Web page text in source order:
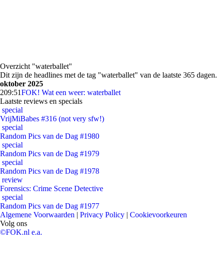
Overzicht "waterballet"
Dit zijn de headlines met de tag "waterballet" van de laatste 365 dagen.
oktober 2025
209:51FOK! Wat een weer: waterballet
Laatste reviews en specials
special
VrijMiBabes #316 (not very sfw!)
special
Random Pics van de Dag #1980
special
Random Pics van de Dag #1979
special
Random Pics van de Dag #1978
review
Forensics: Crime Scene Detective
special
Random Pics van de Dag #1977
Algemene Voorwaarden | Privacy Policy | Cookievoorkeuren
Volg ons
©FOK.nl e.a.